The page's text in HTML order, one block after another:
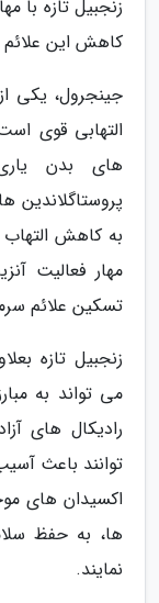
زنجبیل تازه با
کاهش این علائم
جینجرول، یکی
التهابی قوی
های بدن
پروستاگلاندین
به کاهش التهاب
تسکین علائم
زنجبیل تازه
می تواند به
رادیکال های
توانند باعث
اکسیدان های
ها، به حفظ
نمایند.